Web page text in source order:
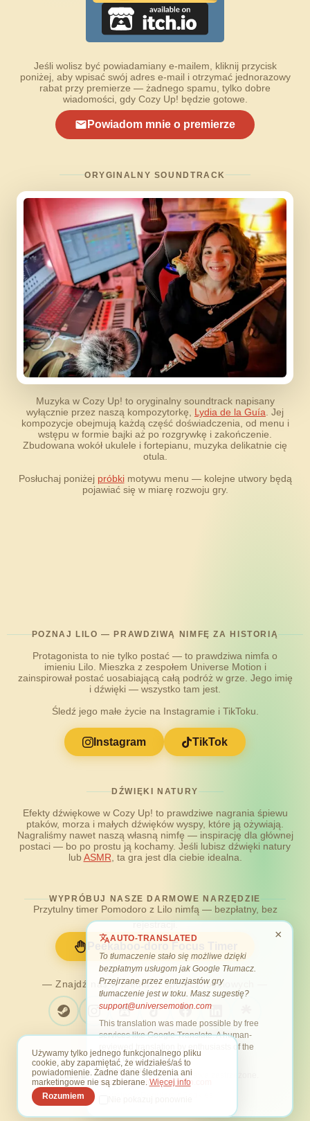
Jeśli wolisz być powiadamiany e-mailem, kliknij przycisk
poniżej, aby wpisać swój adres e-mail i otrzymać jednorazowy
rabat przy premierze — żadnego spamu, tylko dobre
wiadomości, gdy Cozy Up! będzie gotowe.
Powiadom mnie o premierze
ORYGINALNY SOUNDTRACK
Muzyka w Cozy Up! to oryginalny soundtrack napisany
wyłącznie przez naszą kompozytorkę, Lydia de la Guía . Jej
kompozycje obejmują każdą część doświadczenia, od menu i
wstępu w formie bajki aż po rozgrywkę i zakończenie.
Zbudowana wokół ukulele i fortepianu, muzyka delikatnie cię
otula.
Posłuchaj poniżej próbkimotywu menu — kolejne utwory będą
pojawiać się w miarę rozwoju gry.
POZNAJ LILO — PRAWDZIWĄ NIMFĘ ZA HISTORIĄ
Protagonista to nie tylko postać — to prawdziwa nimfa o
imieniu Lilo. Mieszka z zespołem Universe Motion i
zainspirował postać uosabiającą całą podróż w grze. Jego imię
i dźwięki — wszystko tam jest.
Śledź jego małe życie na Instagramie i TikToku.
Instagram TikTok
DŹWIĘKI NATURY
Efekty dźwiękowe w Cozy Up! to prawdziwe nagrania śpiewu
ptaków, morza i małych dźwięków wyspy, które ją ożywiają.
Nagraliśmy nawet naszą własną nimfę — inspirację dla głównej
postaci — bo po prostu ją kochamy. Jeśli lubisz dźwięki natury
lub ASMR, ta gra jest dla ciebie idealna.
WYPRÓBUJ NASZE DARMOWE NARZĘDZIE
Przytulny timer Pomodoro z Lilo nimfą — bezpłatny, bez
rejestracji.
Peekaboo-doro Focus Timer
— Znajdź nas w mediach społecznościowych —
© 2026 Universe Motion ·Wszelkie prawa zastrzeżone.
AUTO-TRANSLATED
To tłumaczenie stało się możliwe dzięki
bezpłatnym usługom jak Google Tłumacz.
Przejrzane przez entuzjastów gry
tłumaczenie jest w toku. Masz sugestię?
support@universemotion.com
This translation was made possible by free
services like Google Translate. A human-
reviewed translation by enthusiasts of the
game is in progress.
Suggestions?
support@universemotion.com
×
Używamy tylko jednego funkcjonalnego pliku
cookie, aby zapamiętać, że widziałeś/aś to
powiadomienie. Żadne dane śledzenia ani
marketingowe nie są zbierane. Więcej info
Rozumiem